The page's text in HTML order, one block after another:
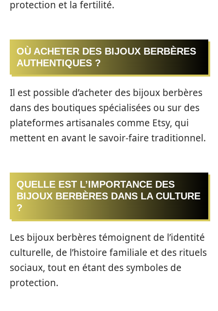
protection et la fertilité.
OÙ ACHETER DES BIJOUX BERBÈRES
AUTHENTIQUES ?
Il est possible d’acheter des bijoux berbères
dans des boutiques spécialisées ou sur des
plateformes artisanales comme Etsy, qui
mettent en avant le savoir-faire traditionnel.
QUELLE EST L’IMPORTANCE DES
BIJOUX BERBÈRES DANS LA CULTURE
?
Les bijoux berbères témoignent de l’identité
culturelle, de l’histoire familiale et des rituels
sociaux, tout en étant des symboles de
protection.